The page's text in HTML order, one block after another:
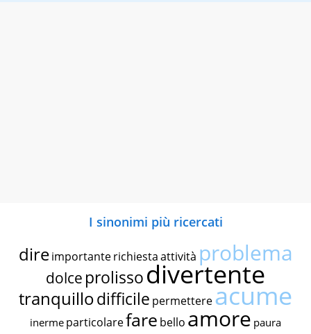
I sinonimi più ricercati
dire importante richiestaattività problema
dolce prolissodivertente
tranquillodifficile permettereacume
inerme particolarefare bello amore paura